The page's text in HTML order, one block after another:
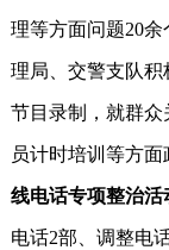
理等方面问题20
理局、交警支队
节目录制，就群
员计时培训等方面
线电话专项整治活
电话2部、调整电